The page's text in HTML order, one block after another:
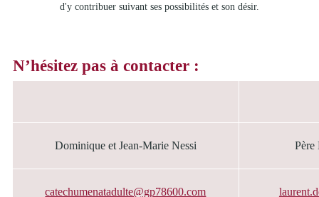
d'y contribuer suivant ses possibilités et son désir.
N’hésitez pas à contacter :
Dominique et Jean-Marie Nessi Père
catechumenatadulte@gp78600.com